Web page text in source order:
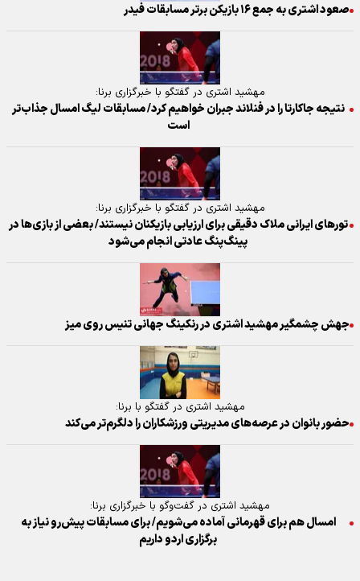
صعود اشتری به جمع ۱۶ بازیکن برتر مسابقات فیدر
مهشید اشتری در گفتگو با خبرگزاری برنا:
نتیجه جاکارتا را در فنلاند جبران خواهیم کرد/ مسابقات لیگ امسال جذاب‌تر
است
مهشید اشتری در گفتگو با خبرگزاری برنا:
تورهای ایرانی ملاک دقیقی برای ارزیابی بازیکنان نیستند/ بعضی از بازی‌ها در
پینگ‌پنگ عادتی انجام می‌شود
جهش چشمگیر مهشید اشتری در رنکینگ جهانی تنیس روی میز
مهشید اشتری در گفتگو با برنا:
حضور بانوان در عرصه‌های مدیریتی ورزشکاران را دلگرم‌تر می‌کند
مهشید اشتری در گفت‌وگو با خبرگزاری برنا:
امسال هم برای قهرمانی آماده می‌شویم/ برای مسابقات پیش‌رو نیاز به
برگزاری اردو داریم